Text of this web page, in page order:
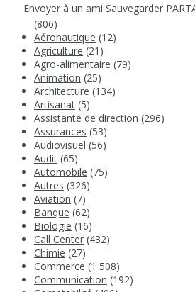
Envoyer à un ami Sauvegarder
(806)
Aéronautique (12)
Agriculture (21)
Agro-alimentaire (79)
Animation (25)
Architecture (134)
Artisanat (5)
Assistante de direction (296)
Assurances (53)
Audiovisuel (56)
Audit (65)
Automobile (75)
Autres (326)
Aviation (7)
Banque (62)
Biologie (16)
Call Center (432)
Chimie (27)
Commerce (1 508)
Communication (192)